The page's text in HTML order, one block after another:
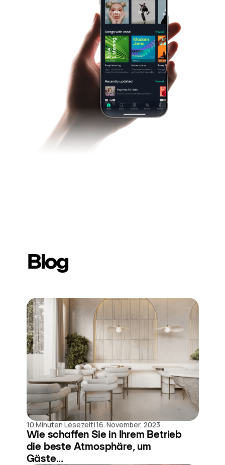
Blog
10 Minuten Lesezeit|16. November, 2023
Wie schaffen Sie in Ihrem Betrieb
die beste Atmosphäre, um
Gäste...